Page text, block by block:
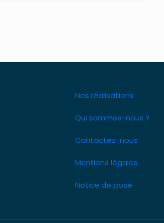
Nos réalisations
Qui sommes-nous ?
Contactez-nous
Mentions légales
Notice de pose